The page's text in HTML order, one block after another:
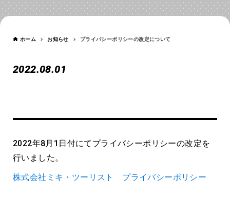
NEWS
ホーム お知らせ プライバシーポリシーの改定について
2022.08.01
プライバシーポリシーの改定に
ついて
2022年8月1日付にてプライバシーポリシーの改定を
行いました。
株式会社ミキ・ツーリスト プライバシーポリシー